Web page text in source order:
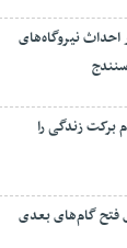
نیروگاه‌های
برکت زندگی را
فتح گام‌های بعدی